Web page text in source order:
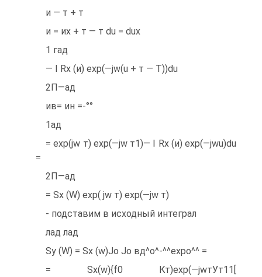
и — т + т
и = их + т — т du = dux
1 гад
— I Rx (и) exp(—jw(u + т — T))du
2П—ад
ив= ин =-°°
1ад
= exp(jw т) exp(—jw т1)— I Rx (и) exp(—jwu)du
=
2П—ад
= Sx (W) exp( jw т) exp(—jw т)
- подставим в исходный интеграл
лад лад
Sy (W) = Sx (w)Jo Jo вд^о^-^^expo^^ =
= Sx(w){f0 Кт)exp(—jwтУт11[